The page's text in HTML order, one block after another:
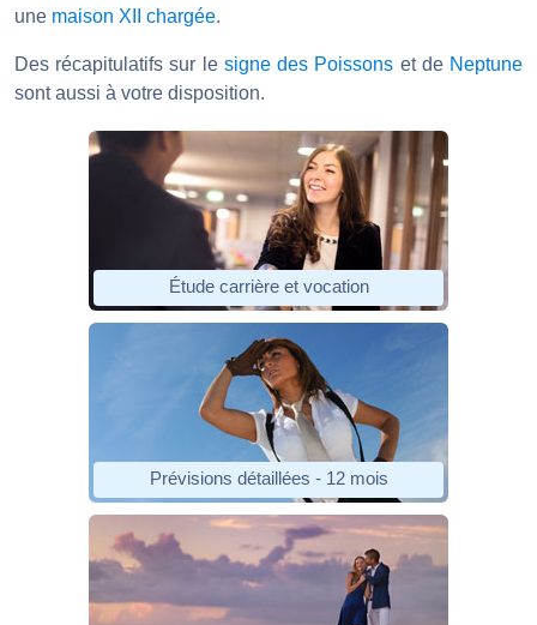
une maison XII chargée.
Des récapitulatifs sur le signe des Poissons et de Neptune
sont aussi à votre disposition.
Étude carrière et vocation
Prévisions détaillées - 12 mois